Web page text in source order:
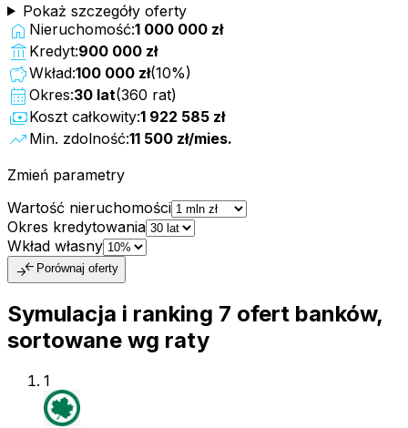
Pokaż szczegóły oferty
home Nieruchomość:1 000 000 zł
account_balance Kredyt:900 000 zł
savingsWkład:100 000 zł(10%)
calendar_month Okres:30 lat(360 rat)
paymentsKoszt całkowity:1 922 585 zł
trending_up Min. zdolność:11 500 zł/mies.
Zmień parametry
Wartość nieruchomości
Okres kredytowania
Wkład własny
compare_arrows Porównaj oferty
Symulacja i ranking 7 ofert banków,
sortowane wg raty
1